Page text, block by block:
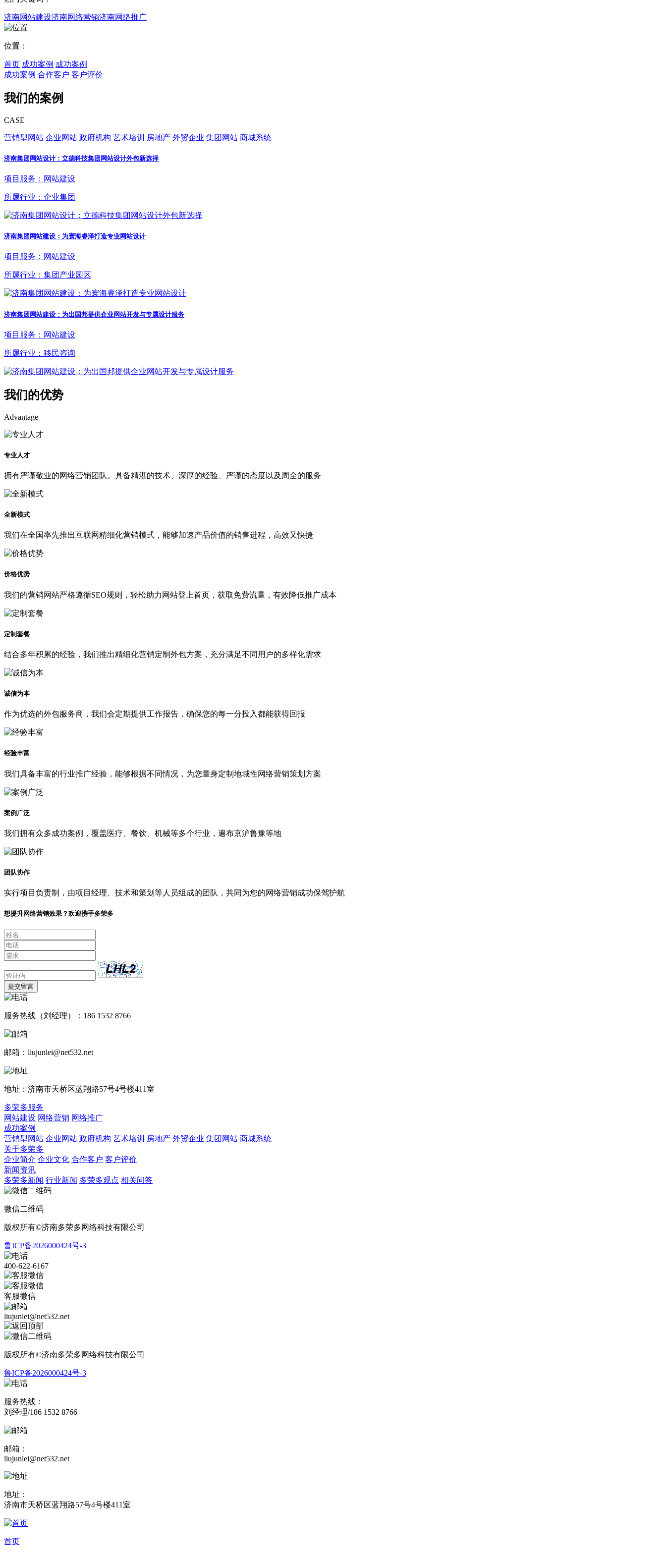
济南网站建设济南网络营销济南网络推广
位置：
首页 成功案例 成功案例
成功案例 合作客户 客户评价
我们的案例
CASE
营销型网站 企业网站 政府机构 艺术培训 房地产 外贸企业 集团网站 商城系统
济南集团网站设计：立德科技集团网站设计外包新选择
项目服务：网站建设
所属行业：企业集团
济南集团网站建设：为寰海睿泽打造专业网站设计
项目服务：网站建设
所属行业：集团产业园区
济南集团网站建设：为出国邦提供企业网站开发与专属设计服务
项目服务：网站建设
所属行业：移民咨询
我们的优势
Advantage
专业人才
拥有严谨敬业的网络营销团队。具备精湛的技术、深厚的经验、严谨的态度以及周全的服务
全新模式
我们在全国率先推出互联网精细化营销模式，能够加速产品价值的销售进程，高效又快捷
价格优势
我们的营销网站严格遵循SEO规则，轻松助力网站登上首页，获取免费流量，有效降低推广成本
定制套餐
结合多年积累的经验，我们推出精细化营销定制外包方案，充分满足不同用户的多样化需求
诚信为本
作为优选的外包服务商，我们会定期提供工作报告，确保您的每一分投入都能获得回报
经验丰富
我们具备丰富的行业推广经验，能够根据不同情况，为您量身定制地域性网络营销策划方案
案例广泛
我们拥有众多成功案例，覆盖医疗、餐饮、机械等多个行业，遍布京沪鲁豫等地
团队协作
实行项目负责制，由项目经理、技术和策划等人员组成的团队，共同为您的网络营销成功保驾护航
想提升网络营销效果？欢迎携手多荣多
提交留言
服务热线（刘经理）：186 1532 8766
邮箱：liujunlei@net532.net
地址：济南市天桥区蓝翔路57号4号楼411室
多荣多服务
网站建设 网络营销 网络推广
成功案例
营销型网站 企业网站 政府机构 艺术培训 房地产 外贸企业 集团网站 商城系统
关于多荣多
企业简介 企业文化 合作客户 客户评价
新闻资讯
多荣多新闻 行业新闻 多荣多观点 相关问答
微信二维码
版权所有©济南多荣多网络科技有限公司
鲁ICP备2026000424号-3
400-622-6167
客服微信
liujunlei@net532.net
版权所有©济南多荣多网络科技有限公司
鲁ICP备2026000424号-3
服务热线：
刘经理/186 1532 8766
邮箱：
liujunlei@net532.net
地址：
济南市天桥区蓝翔路57号4号楼411室
首页